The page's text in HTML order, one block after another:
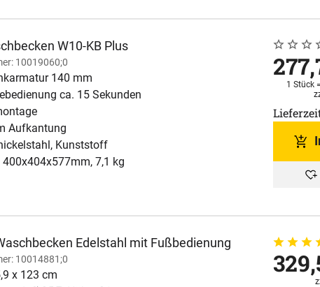
W10-KB Plus
10019060;0
140 mm
ca. 15 Sekunden
Aufkantung
Kunststoff
400x404x577mm, 7,1 kg
Noch
0
277,
1 Stück =
Edelstahl mit Fußbedienung
10014881;0
x 123 cm
6
329,